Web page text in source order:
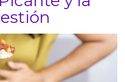
TRATAMIENTOS
ACIDEZ ESTOMACAL